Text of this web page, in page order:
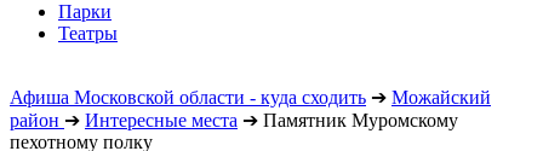
Парки
Театры
Афиша Московской области - куда сходить ➔ Можайский
район ➔ Интересные места ➔ Памятник Муромскому
пехотному полку